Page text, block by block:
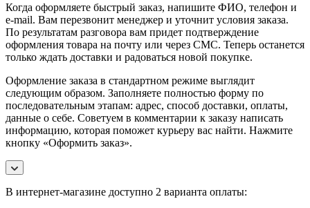
Когда оформляете быстрый заказ, напишите ФИО, телефон и
e-mail. Вам перезвонит менеджер и уточнит условия заказа.
По результатам разговора вам придет подтверждение
оформления товара на почту или через СМС. Теперь останется
только ждать доставки и радоваться новой покупке.
Оформление заказа в стандартном режиме выглядит
следующим образом. Заполняете полностью форму по
последовательным этапам: адрес, способ доставки, оплаты,
данные о себе. Советуем в комментарии к заказу написать
информацию, которая поможет курьеру вас найти. Нажмите
кнопку «Оформить заказ».
В интернет-магазине доступно 2 варианта оплаты: